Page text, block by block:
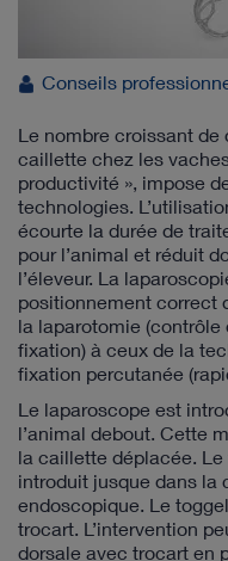
Conseils
Le nombre croissant
caillette chez les
productivité », impose
technologies.
écourte la durée de
pour l’animal et réduit
l’éleveur. La
positionnement correct
la laparotomie
fixation) à ceux de la
fixation percutanée
Le laparoscope est
l’animal debout. Cette
la caillette déplacée.
introduit jusque dans la
endoscopique. Le
trocart. L’intervention
dorsale avec trocart en